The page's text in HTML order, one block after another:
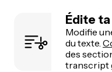
Édite
Modifie
du texte.
des
transcript